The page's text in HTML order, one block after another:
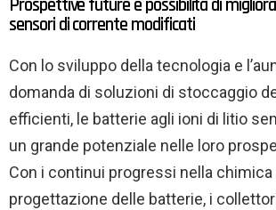
Prospettive future e possibilità di
sensori di corrente modificati
Con lo sviluppo della tecnologia e
domanda di soluzioni di stoccaggio
efficienti, le batterie agli ioni di litio
un grande potenziale nelle loro
Con i continui progressi nella chimica
progettazione delle batterie, i